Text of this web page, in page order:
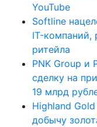
YouTube
Softline
IT-компаний,
ритейла
PNK Group и
сделку на
19 млрд
Highland
добычу